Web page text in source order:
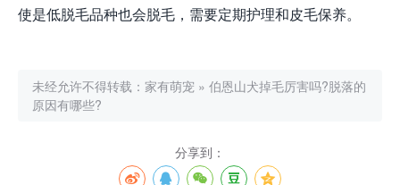
使是低脱毛品种也会脱毛，需要定期护理和皮毛保养。
未经允许不得转载： 家有萌宠 » 伯恩山犬掉毛厉害吗?脱落的
原因有哪些?
分享到：